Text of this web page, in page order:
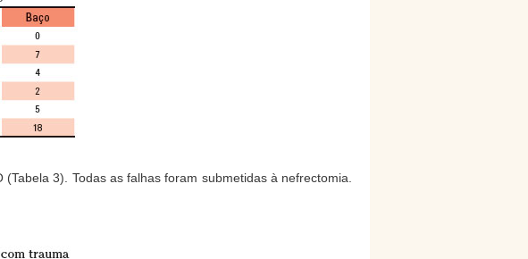
3). Todas as falhas foram submetidas à nefrectomia.